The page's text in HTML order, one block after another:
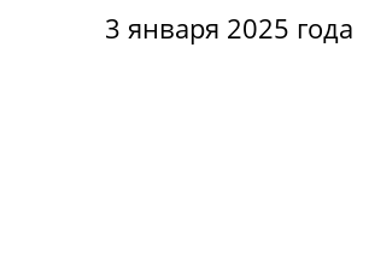
3 января 2025 года